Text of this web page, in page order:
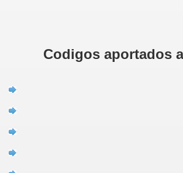
Codigos aportados